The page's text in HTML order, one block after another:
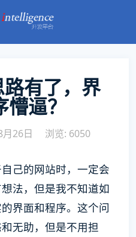
有了，界
逼？
26日 浏览: 6050
己的网站时，一定会
法，但是我不知道如
界面和程序。这个问
无助，但是不用担